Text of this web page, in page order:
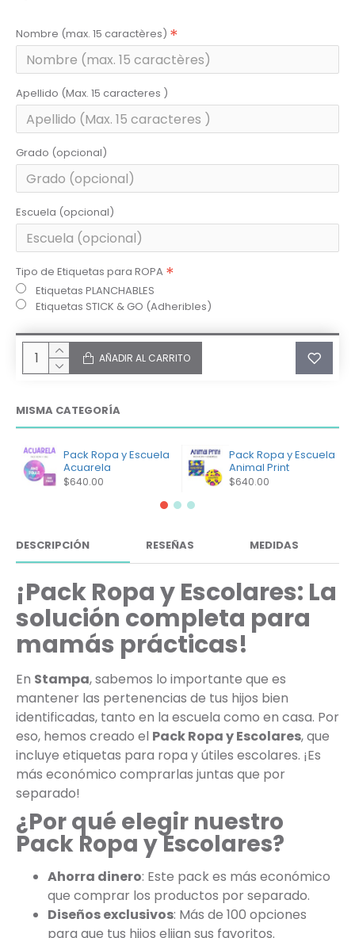
Nombre (max. 15 caractères)
Apellido (Max. 15 caracteres )
Grado (opcional)
Escuela (opcional)
Tipo de Etiquetas para ROPA
Etiquetas PLANCHABLES
Etiquetas STICK & GO (Adheribles)
AÑADIR AL CARRITO
MISMA CATEGORÍA
Pack Ropa y Escuela
Acuarela
$640.00
Pack Ropa y Escuela
Animal Print
$640.00
DESCRIPCIÓN RESEÑAS MEDIDAS
¡Pack Ropa y Escolares: La
solución completa para
mamás prácticas!
En Stampa, sabemos lo importante que es
mantener las pertenencias de tus hijos bien
identificadas, tanto en la escuela como en casa. Por
eso, hemos creado el Pack Ropa y Escolares, que
incluye etiquetas para ropa y útiles escolares. ¡Es
más económico comprarlas juntas que por
separado!
¿Por qué elegir nuestro
Pack Ropa y Escolares?
Ahorra dinero: Este pack es más económico
que comprar los productos por separado.
Diseños exclusivos: Más de 100 opciones
para que tus hijos elijan sus favoritos.